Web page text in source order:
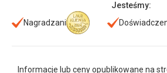
Jesteśmy:
Nagradzani
Informacje lub ceny opublikowane na